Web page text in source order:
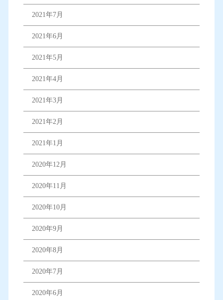
2021年7月
2021年6月
2021年5月
2021年4月
2021年3月
2021年2月
2021年1月
2020年12月
2020年11月
2020年10月
2020年9月
2020年8月
2020年7月
2020年6月